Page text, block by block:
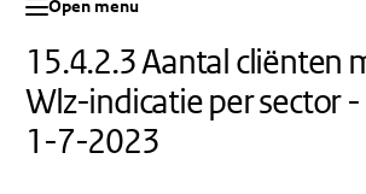
Open menu
15.4.2.3 Aantal cliënten
Wlz-indicatie per sector
1-7-2023